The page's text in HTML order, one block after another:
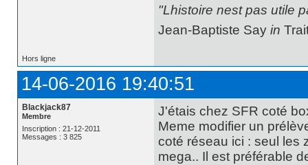
"Lhistoire nest pas utile
Jean-Baptiste Say in
Hors ligne
14-06-2016 19:40:51
Blackjack87
Membre
Inscription : 21-12-2011
Messages : 3 825
J'étais chez SFR coté
Meme modifier un
coté réseau ici : seul les
mega.. Il est préférable